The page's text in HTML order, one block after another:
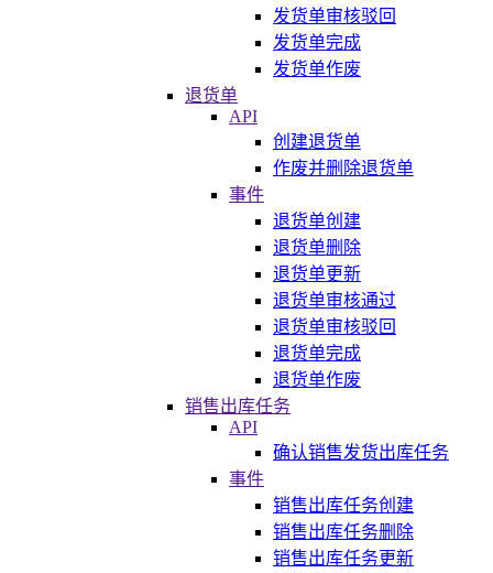
发货单审核驳回
发货单完成
发货单作废
退货单
API
创建退货单
作废并删除退货单
事件
退货单创建
退货单删除
退货单更新
退货单审核通过
退货单审核驳回
退货单完成
退货单作废
销售出库任务
API
确认销售发货出库任务
事件
销售出库任务创建
销售出库任务删除
销售出库任务更新